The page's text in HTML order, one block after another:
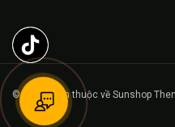
© Bản quyền thuộc về Sunshop